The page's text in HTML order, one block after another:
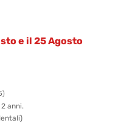
e il 25 Agosto
)
anni.